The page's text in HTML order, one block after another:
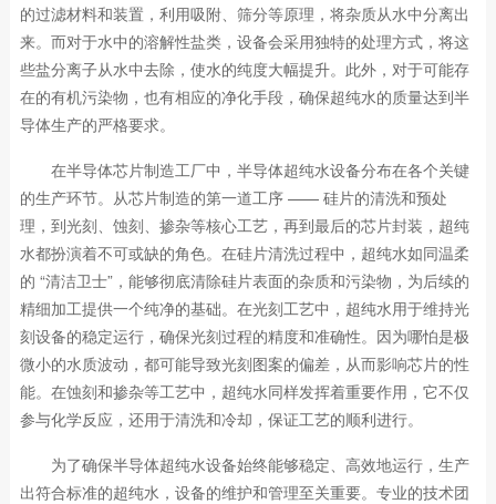
的过滤材料和装置，利用吸附、筛分等原理，将杂质从水中分离出
来。而对于水中的溶解性盐类，设备会采用独特的处理方式，将这
些盐分离子从水中去除，使水的纯度大幅提升。此外，对于可能存
在的有机污染物，也有相应的净化手段，确保超纯水的质量达到半
导体生产的严格要求。
在半导体芯片制造工厂中，半导体超纯水设备分布在各个关键
的生产环节。从芯片制造的第一道工序 —— 硅片的清洗和预处
理，到光刻、蚀刻、掺杂等核心工艺，再到最后的芯片封装，超纯
水都扮演着不可或缺的角色。在硅片清洗过程中，超纯水如同温柔
的 “清洁卫士”，能够彻底清除硅片表面的杂质和污染物，为后续的
精细加工提供一个纯净的基础。在光刻工艺中，超纯水用于维持光
刻设备的稳定运行，确保光刻过程的精度和准确性。因为哪怕是极
微小的水质波动，都可能导致光刻图案的偏差，从而影响芯片的性
能。在蚀刻和掺杂等工艺中，超纯水同样发挥着重要作用，它不仅
参与化学反应，还用于清洗和冷却，保证工艺的顺利进行。
为了确保半导体超纯水设备始终能够稳定、高效地运行，生产
出符合标准的超纯水，设备的维护和管理至关重要。专业的技术团